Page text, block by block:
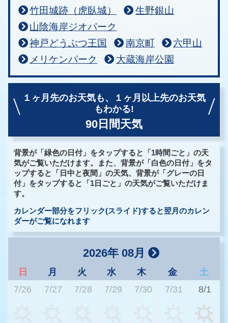
竹田城跡（虎臥城）
生野銀山
山陰海岸ジオパーク
神戸どうぶつ王国
南京町
六甲山
メリケンパーク
大蔵海岸公園
１ヶ月先のお天気も、
１ヶ月以上先のお天気
もわかる!
90日間天気
背景が「緑色の日付」をタップすると「1時間ごと」の天
気がご覧いただけます。また、背景が「白色の日付」をタ
ップすると「日中と夜間」の天気、背景が「グレーの日
付」をタップすると「1日ごと」の天気がご覧いただけま
す。
カレンダー部分をフリック(スライド)すると翌月のカレン
ダーがご覧になれます
2026年 08月
日 月 火 水 木 金
土
7/26
7/27 7/28 7/29 7/30 7/31 8/1